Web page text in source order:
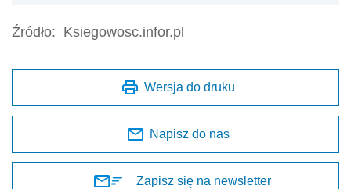
Źródło: Ksiegowosc.infor.pl
Wersja do druku
Napisz do nas
Zapisz się na newsletter